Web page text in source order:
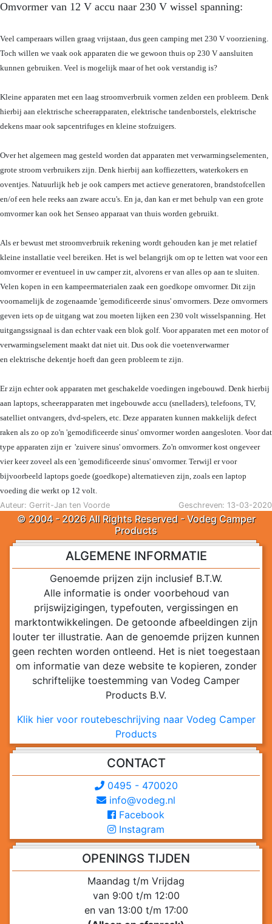
Omvormer van 12 V accu naar 230 V wissel spanning:
Veel camperaars willen graag vrijstaan, dus geen camping met 230 V voorziening.
Toch willen we vaak ook apparaten die we gewoon thuis op 230 V aansluiten
kunnen gebruiken. Veel is mogelijk maar of het ook verstandig is?
Kleine apparaten met een laag stroomverbruik vormen zelden een probleem. Denk
hierbij aan elektrische scheerapparaten, elektrische tandenborstels, elektrische
dekens maar ook sapcentrifuges en kleine stofzuigers.
Over het algemeen mag gesteld worden dat apparaten met verwarmingselementen,
grote stroom verbruikers zijn. Denk hierbij aan koffiezetters, waterkokers en
oventjes. Natuurlijk heb je ook campers met actieve generatoren, brandstofcellen
en/of een hele reeks aan zware accu's. En ja, dan kan er met behulp van een grote
omvormer kan ook het Senseo apparaat van thuis worden gebruikt.
Als er bewust met stroomverbruik rekening wordt gehouden kan je met relatief
kleine installatie veel bereiken. Het is wel belangrijk om op te letten wat voor een
omvormer er eventueel in uw camper zit, alvorens er van alles op aan te sluiten.
Velen kopen in een kampeermaterialen zaak een goedkope omvormer. Dit zijn
voornamelijk de zogenaamde 'gemodificeerde sinus' omvormers. Deze omvormers
geven iets op de uitgang wat zou moeten lijken een 230 volt wisselspanning. Het
uitgangssignaal is dan echter vaak een blok golf. Voor apparaten met een motor of
verwarmingselement maakt dat niet uit. Dus ook die voetenverwarmer
en elektrische dekentje hoeft dan geen probleem te zijn.
Er zijn echter ook apparaten met geschakelde voedingen ingebouwd. Denk hierbij
aan laptops, scheerapparaten met ingebouwde accu (snelladers), telefoons, TV,
satelliet ontvangers, dvd-spelers, etc. Deze apparaten kunnen makkelijk defect
raken als zo op zo'n 'gemodificeerde sinus' omvormer worden aangesloten. Voor dat
type apparaten zijn er 'zuivere sinus' omvormers. Zo'n omvormer kost ongeveer
vier keer zoveel als een 'gemodificeerde sinus' omvormer. Terwijl er voor
bijvoorbeeld laptops goede (goedkope) alternatieven zijn, zoals een laptop
voeding die werkt op 12 volt.
Auteur: Gerrit-Jan ten Voorde
Geschreven: 13-03-2020
© 2004 - 2026 All Rights Reserved - Vodeg Camper
Products
ALGEMENE INFORMATIE
Genoemde prijzen zijn inclusief B.T.W.
Alle informatie is onder voorbehoud van
prijswijzigingen, typefouten, vergissingen en
marktontwikkelingen. De getoonde afbeeldingen zijn
louter ter illustratie. Aan de genoemde prijzen kunnen
geen rechten worden ontleend. Het is niet toegestaan
om informatie van deze website te kopieren, zonder
schriftelijke toestemming van Vodeg Camper
Products B.V.
Klik hier voor routebeschrijving naar Vodeg Camper
Products
CONTACT
0495 - 470020
info@vodeg.nl
Facebook
Instagram
OPENINGS TIJDEN
Maandag t/m Vrijdag
van 9:00 t/m 12:00
en van 13:00 t/m 17:00